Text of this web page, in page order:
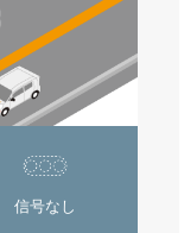
信号なし